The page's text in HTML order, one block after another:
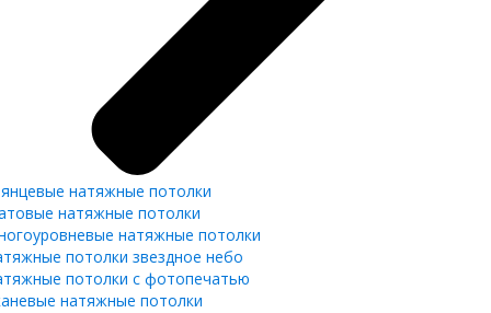
натяжные потолки
натяжные потолки
натяжные потолки
потолки звездное небо
потолки с фотопечатью
натяжные потолки